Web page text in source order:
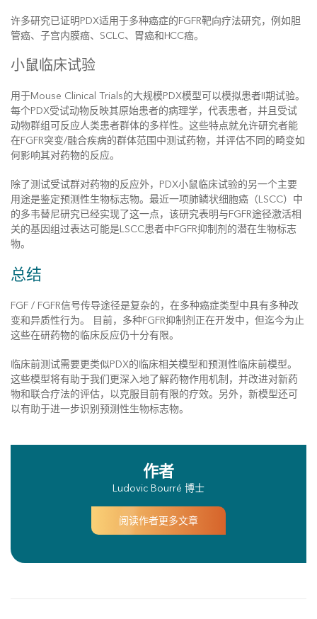
许多研究已证明PDX适用于多种癌症的FGFR靶向疗法研究，例如胆
管癌、子宫内膜癌、SCLC、胃癌和HCC癌。
小鼠临床试验
用于Mouse Clinical Trials的大规模PDX模型可以模拟患者II期试验。
每个PDX受试动物反映其原始患者的病理学，代表患者，并且受试
动物群组可反应人类患者群体的多样性。这些特点就允许研究者能
在FGFR突变/融合疾病的群体范围中测试药物，并评估不同的畸变如
何影响其对药物的反应。
除了测试受试群对药物的反应外，PDX小鼠临床试验的另一个主要
用途是鉴定预测性生物标志物。最近一项肺鳞状细胞癌（LSCC）中
的多韦替尼研究已经实现了这一点，该研究表明与FGFR途径激活相
关的基因组过表达可能是LSCC患者中FGFR抑制剂的潜在生物标志
物。
总结
FGF / FGFR信号传导途径是复杂的，在多种癌症类型中具有多种改
变和异质性行为。 目前，多种FGFR抑制剂正在开发中，但迄今为止
这些在研药物的临床反应仍十分有限。
临床前测试需要更类似PDX的临床相关模型和预测性临床前模型。
这些模型将有助于我们更深入地了解药物作用机制，并改进对新药
物和联合疗法的评估，以克服目前有限的疗效。另外，新模型还可
以有助于进一步识别预测性生物标志物。
作者
Ludovic Bourré 博士
阅读作者更多文章